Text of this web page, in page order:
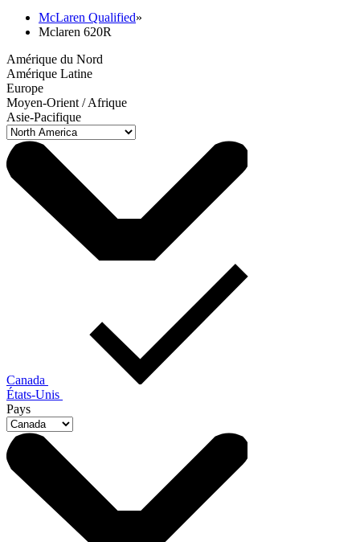
McLaren Qualified»
Mclaren 620R
Amérique du Nord
Amérique Latine
Europe
Moyen-Orient / Afrique
Asie-Pacifique
Canada
États-Unis
Pays